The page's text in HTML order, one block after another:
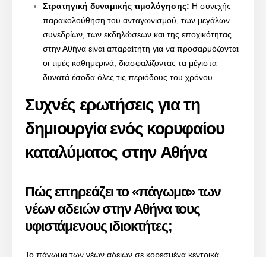
Στρατηγική δυναμικής τιμολόγησης: Η συνεχής
παρακολούθηση του ανταγωνισμού, των μεγάλων
συνεδρίων, των εκδηλώσεων και της εποχικότητας
στην Αθήνα είναι απαραίτητη για να προσαρμόζονται
οι τιμές καθημερινά, διασφαλίζοντας τα μέγιστα
δυνατά έσοδα όλες τις περιόδους του χρόνου.
Συχνές ερωτήσεις για τη
δημιουργία ενός κορυφαίου
καταλύματος στην Αθήνα
Πώς επηρεάζει το «πάγωμα» των
νέων αδειών στην Αθήνα τους
υφιστάμενους ιδιοκτήτες;
Το πάγωμα των νέων αδειών σε κορεσμένα κεντρικά